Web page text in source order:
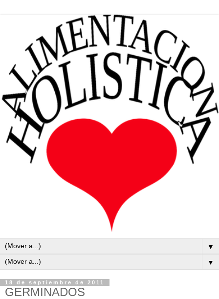
▼
▼
18 de septiembre de 2011
GERMINADOS